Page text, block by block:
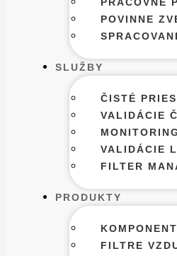
POVINNE
SLUŽBY
ČISTÉ
VALIDÁCIE
VALIDÁCIE
FILTER
PRODUKTY
FILTRE